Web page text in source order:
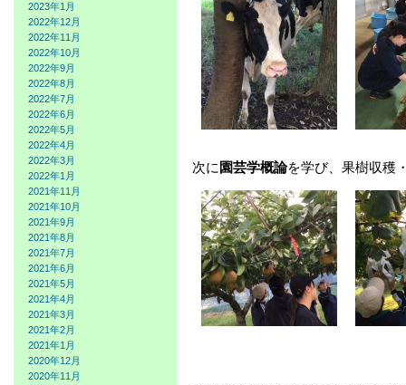
2023年1月
2022年12月
2022年11月
2022年10月
2022年9月
2022年8月
2022年7月
2022年6月
2022年5月
2022年4月
2022年3月
2022年1月
2021年11月
2021年10月
2021年9月
2021年8月
2021年7月
2021年6月
2021年5月
2021年4月
2021年3月
2021年2月
2021年1月
2020年12月
2020年11月
次に 園芸学概論を学び、果樹収穫